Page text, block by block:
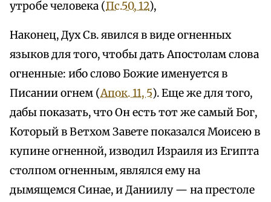
утробе человека (Пс.50, 12),
Наконец, Дух Св. явился в виде огненных
языков для того, чтобы дать Апостолам слова
огненные: ибо слово Божие именуется в
Писании огнем (Апок. 11, 5). Еще же для того,
дабы показать, что Он есть тот же самый Бог,
Который в Ветхом Завете показался Моисею в
купине огненной, изводил Израиля из Египта
столпом огненным, являлся ему на
дымящемся Синае, и Даниилу — на престоле